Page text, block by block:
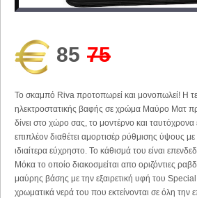
85 75
Το σκαμπό Riva προτοπωρεί και μονοπωλεί! Η
ηλεκτροστατικής βαφής σε χρώμα Μαύρο Ματ
δίνει στο χώρο σας, το μοντέρνο και ταυτόχρονα
επιπλέον διαθέτει αμορτισέρ ρύθμισης ύψους
ιδιαίτερα εύχρηστο. Το κάθισμά του είναι
Μόκα το οποίο διακοσμείται απο οριζόντιες
μαύρης βάσης με την εξαιρετική υφή του
χρωματικά νερά του που εκτείνονται σε όλη την